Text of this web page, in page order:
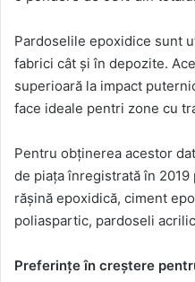
Pardoselile epoxidice sunt
fabrici cât și în depozite.
superioară la impact
face ideale pentri zone cu
Pentru obținerea acestor
de piața înregistrată în
rășină epoxidică, ciment
poliaspartic, pardoseli
Preferințe în creștere